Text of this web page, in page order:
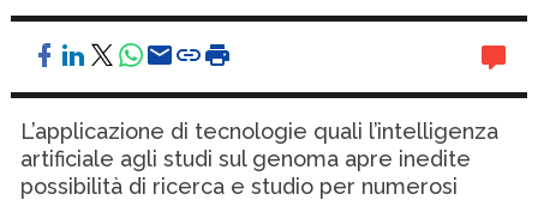
L’applicazione di tecnologie quali l’intelligenza
artificiale agli studi sul genoma apre inedite
possibilità di ricerca e studio per numerosi